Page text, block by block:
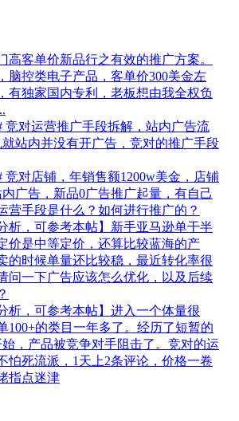
高客单价新品行之有效的推广方案。
脑控类电子产品，客单价300美金左
有独家国内专利，老板想由我全权负
竞对运营推广手段拆解，站内广告流
站内并没有开广告，竞对的推广手段
竞对店铺，年销售额1200w美金，店铺
广告，新品0广告推广起量，有自己
营手段是什么？如何进行推广的？
析，可参考本帖】新手亚马逊单干半
价是中等定价，还算比较蓝海的产
的时候单量还比较稳，最近转化率很
问一下广告应该怎么优化，以及后续
析，可参考本帖】进入一个体量很
100+的类目一年多了。经历了短暂的
，产品被竞争对手阻击了。竞对的运
怕死流派，1天上2条评论，价格一卷
指点迷津